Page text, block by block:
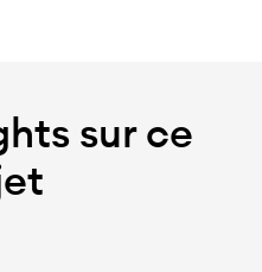
sur ce